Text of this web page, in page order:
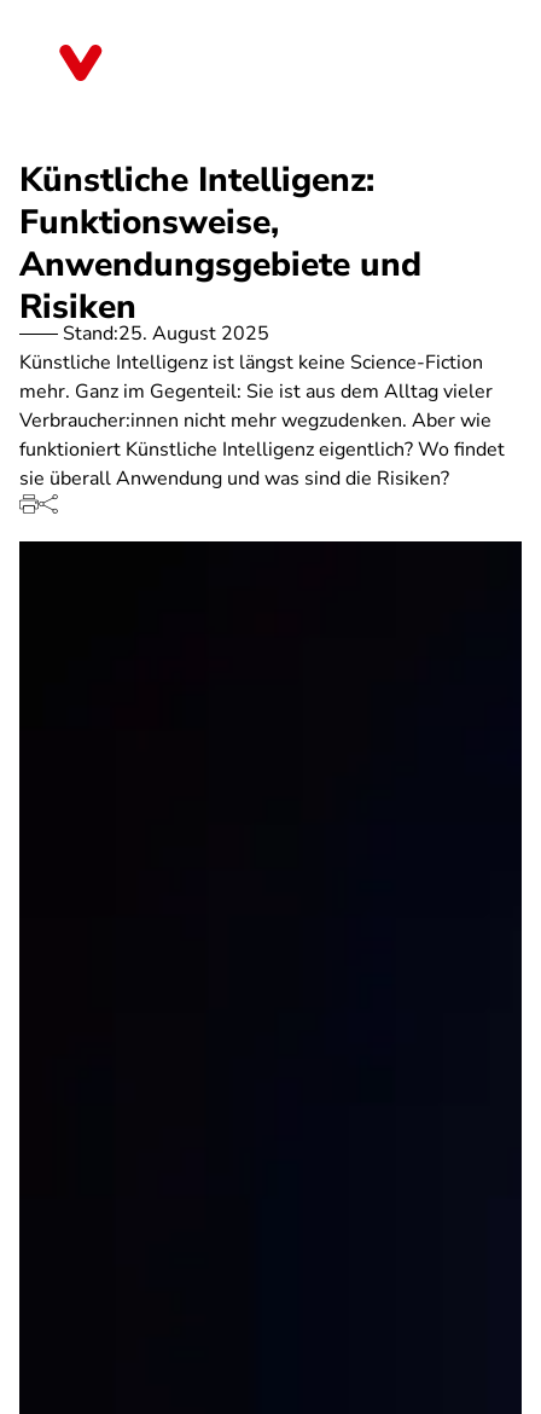
Künstliche Intelligenz:
Funktionsweise,
Anwendungsgebiete und
Risiken
Stand:25. August 2025
Künstliche Intelligenz ist längst keine Science-Fiction
mehr. Ganz im Gegenteil: Sie ist aus dem Alltag vieler
Verbraucher:innen nicht mehr wegzudenken. Aber wie
funktioniert Künstliche Intelligenz eigentlich? Wo findet
sie überall Anwendung und was sind die Risiken?